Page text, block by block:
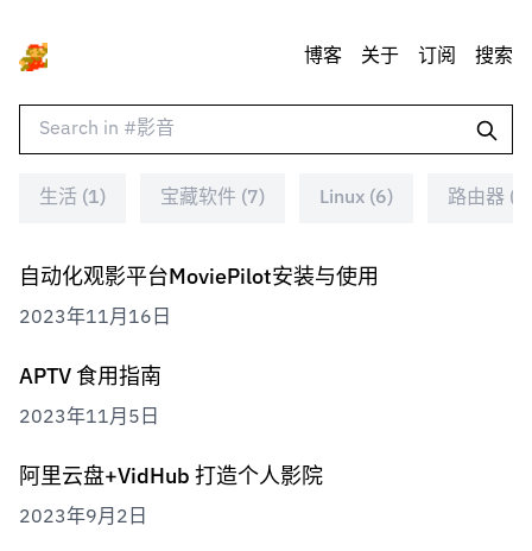
博客 关于 订阅 搜索
生活 (1) 宝藏软件 (7) Linux (6) 路由器 (5)
自动化观影平台MoviePilot安装与使用
2023年11月16日
APTV 食用指南
2023年11月5日
阿里云盘+VidHub 打造个人影院
2023年9月2日